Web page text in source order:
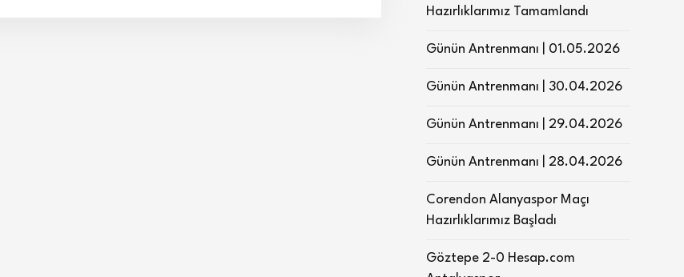
Hazırlıklarımız Tamamlandı
Günün Antrenmanı | 01.05.2026
Günün Antrenmanı | 30.04.2026
Günün Antrenmanı | 29.04.2026
Günün Antrenmanı | 28.04.2026
Corendon Alanyaspor Maçı
Hazırlıklarımız Başladı
Göztepe 2-0 Hesap.com